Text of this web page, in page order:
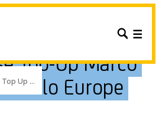
Up ...
Top-Up Marco
Europe